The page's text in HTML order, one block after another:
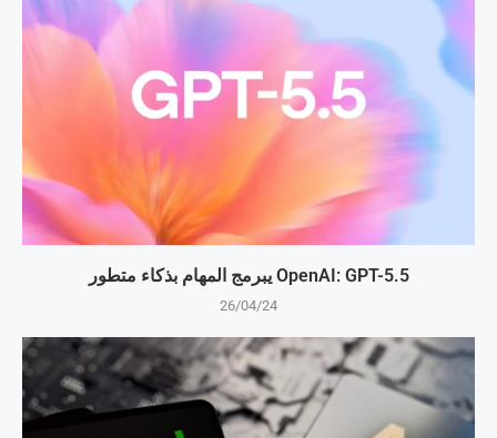
OpenAI: GPT-5.5 يبرمج المهام بذكاء متطور
26/04/24